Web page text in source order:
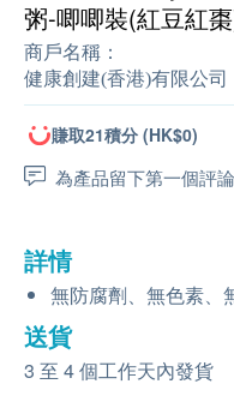
粥-唧唧裝(紅豆紅
商戶名稱：
健康創建(香港)有限公司
賺取21積分 (HK$0)
為產品留下第一個評論
詳情
無防腐劑、無色素、
送貨
3 至 4 個工作天內發貨